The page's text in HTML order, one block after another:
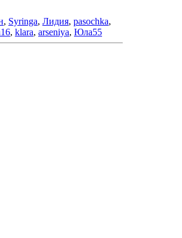
, Syringa, Лидия, pasochka,
, klara, arseniya, Юла55